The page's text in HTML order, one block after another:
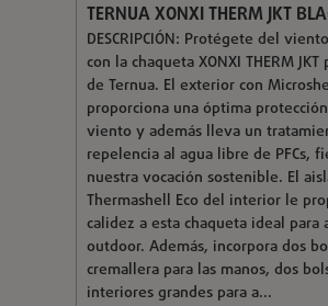
TERNUA XONXI THERM JKT
DESCRIPCIÓN: Protégete del
con la chaqueta XONXI THERM
de Ternua. El exterior con
proporciona una óptima
viento y además lleva un
repelencia al agua libre de PFCs,
nuestra vocación sostenible. El
Thermashell Eco del interior le
calidez a esta chaqueta ideal para
outdoor. Además, incorpora dos
cremallera para las manos, dos
interiores grandes para a...